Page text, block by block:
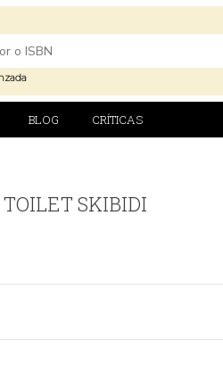
BLOG CRÍTICAS
SKIBIDI